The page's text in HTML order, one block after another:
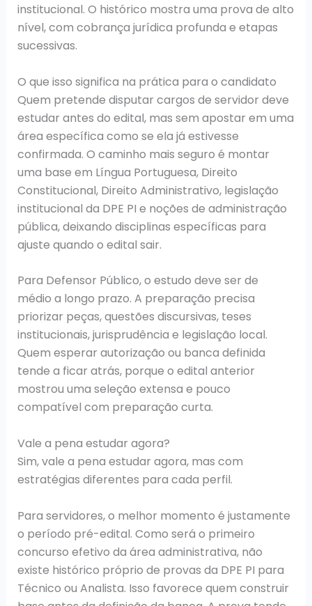
institucional. O histórico mostra uma prova de alto
nível, com cobrança jurídica profunda e etapas
sucessivas.
O que isso significa na prática para o candidato
Quem pretende disputar cargos de servidor deve
estudar antes do edital, mas sem apostar em uma
área específica como se ela já estivesse
confirmada. O caminho mais seguro é montar
uma base em Língua Portuguesa, Direito
Constitucional, Direito Administrativo, legislação
institucional da DPE PI e noções de administração
pública, deixando disciplinas específicas para
ajuste quando o edital sair.
Para Defensor Público, o estudo deve ser de
médio a longo prazo. A preparação precisa
priorizar peças, questões discursivas, teses
institucionais, jurisprudência e legislação local.
Quem esperar autorização ou banca definida
tende a ficar atrás, porque o edital anterior
mostrou uma seleção extensa e pouco
compatível com preparação curta.
Vale a pena estudar agora?
Sim, vale a pena estudar agora, mas com
estratégias diferentes para cada perfil.
Para servidores, o melhor momento é justamente
o período pré-edital. Como será o primeiro
concurso efetivo da área administrativa, não
existe histórico próprio de provas da DPE PI para
Técnico ou Analista. Isso favorece quem construir